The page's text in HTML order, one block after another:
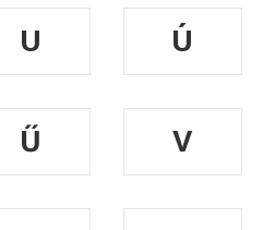
U
Ú
Ű
V